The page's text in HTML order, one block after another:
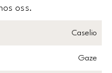
oss.
Caselio
Gaze